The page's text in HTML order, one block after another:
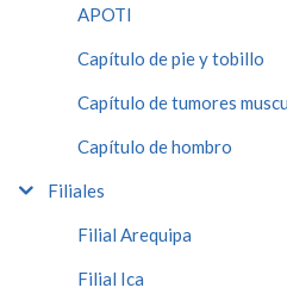
APOTI
Capítulo de pie y tobillo
Capítulo de tumores
Capítulo de hombro
Filiales
Filial Arequipa
Filial Ica